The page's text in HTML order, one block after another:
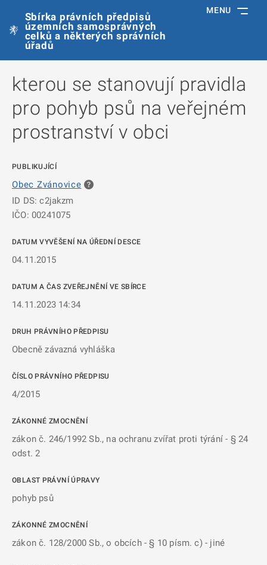
Sbírka právních předpisů
územních samosprávných
celků a některých správních
úřadů
MENU
kterou se stanovují pravidla
pro pohyb psů na veřejném
prostranství v obci
PUBLIKUJÍCÍ
Obec Zvánovice
ID DS: c2jakzm
IČO: 00241075
DATUM VYVĚŠENÍ NA ÚŘEDNÍ DESCE
04.11.2015
DATUM A ČAS ZVEŘEJNĚNÍ VE SBÍRCE
14.11.2023 14:34
DRUH PRÁVNÍHO PŘEDPISU
Obecně závazná vyhláška
ČÍSLO PRÁVNÍHO PŘEDPISU
4/2015
ZÁKONNÉ ZMOCNĚNÍ
zákon č. 246/1992 Sb., na ochranu zvířat proti týrání - § 24
odst. 2
OBLAST PRÁVNÍ ÚPRAVY
pohyb psů
ZÁKONNÉ ZMOCNĚNÍ
zákon č. 128/2000 Sb., o obcích - § 10 písm. c) - jiné